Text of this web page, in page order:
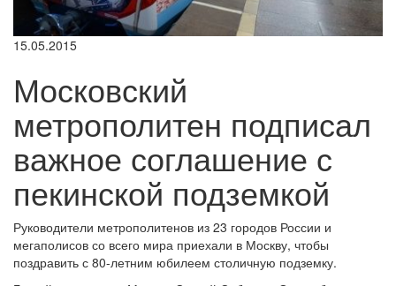
15.05.2015
Московский
метрополитен подписал
важное соглашение с
пекинской подземкой
Руководители метрополитенов из 23 городов России и
мегаполисов со всего мира приехали в Москву, чтобы
поздравить с 80-летним юбилеем столичную подземку.